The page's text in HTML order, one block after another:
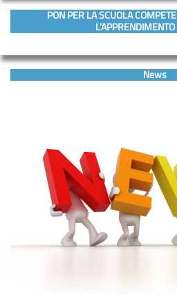
PON PER LA SCUOLA
News